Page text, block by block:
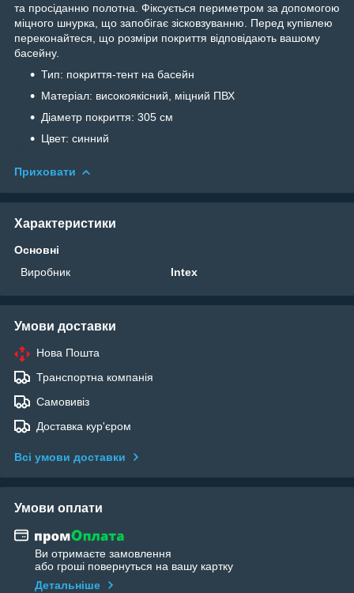
та просіданню полотна. Фіксується периметром за допомогою
міцного шнурка, що запобігає зісковзуванню. Перед купівлею
переконайтеся, що розміри покриття відповідають вашому
басейну.
Тип: покриття-тент на басейн
Матеріал: високоякісний, міцний ПВХ
Діаметр покриття: 305 см
Цвет: синний
Приховати
Характеристики
Основні
Виробник
Intex
Умови доставки
Нова Пошта
Транспортна компанія
Самовивіз
Доставка кур'єром
Всі умови доставки
Умови оплати
Ви отримаєте замовлення
або гроші повернуться на вашу картку
Детальніше